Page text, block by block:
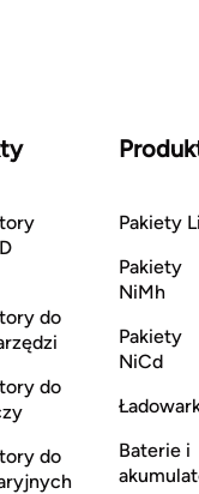
do
do
do
Pakiety
Pakiety
NiMh
Pakiety
NiCd
Baterie i